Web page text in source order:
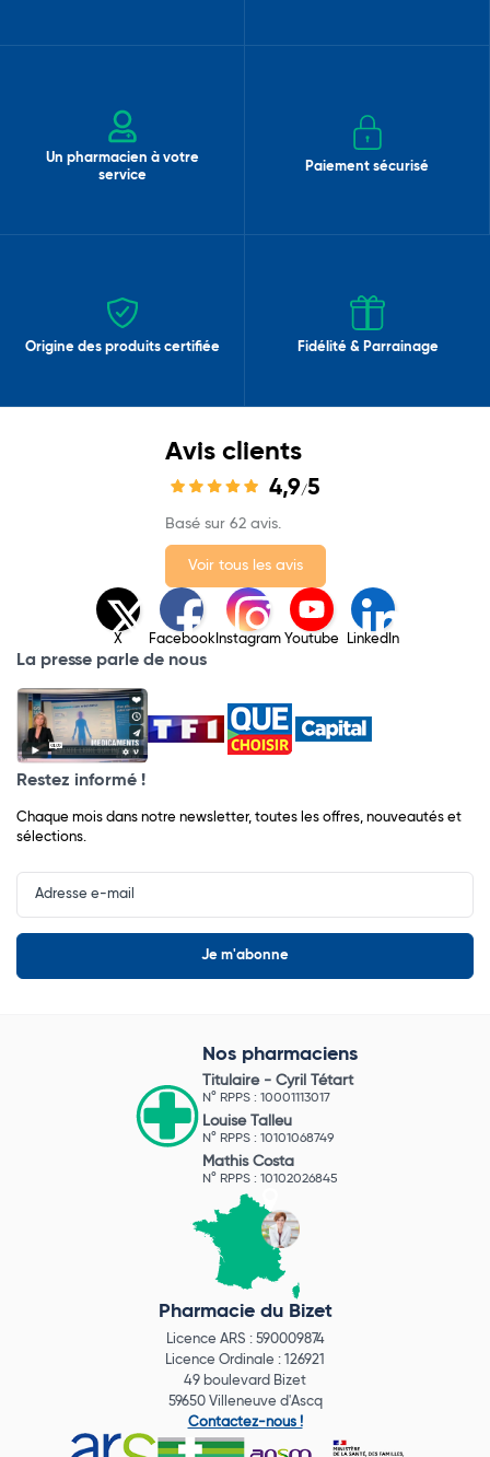
Un pharmacien à votre
service
Paiement sécurisé
Origine des produits certifiée Fidélité & Parrainage
Avis clients
4,9/5
Basé sur 62 avis.
Voir tous les avis
X Facebook Instagram Youtube LinkedIn
La presse parle de nous
Restez informé !
Chaque mois dans notre newsletter, toutes les offres, nouveautés et
sélections.
Input
Newsletter
Nos pharmaciens
Titulaire - Cyril Tétart
N° RPPS : 10001113017
Louise Talleu
N° RPPS : 10101068749
Mathis Costa
N° RPPS : 10102026845
Pharmacie du Bizet
Licence ARS : 590009874
Licence Ordinale : 126921
49 boulevard Bizet
59650 Villeneuve d'Ascq
Contactez-nous !